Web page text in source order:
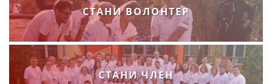
СТАНИ ВОЛОНТЕР
СТАНИ ЧЛЕН